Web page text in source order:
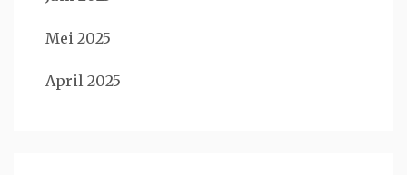
Mei 2025
April 2025